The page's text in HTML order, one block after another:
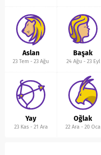
Aslan
23 Tem -23 Ağu
Başak
24 Ağu- 23 Eyl
Yay
23 Kas- 21 Ara
Oğlak
22 Ara -20 Oca